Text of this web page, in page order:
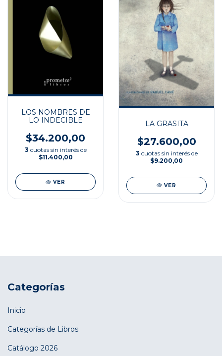
LOS NOMBRES DE
LO INDECIBLE
$34.200,00
3 cuotas sin interés de
$11.400,00
VER
LA GRASITA
$27.600,00
3 cuotas sin interés de
$9.200,00
VER
Categorías
Inicio
Categorías de Libros
Catálogo 2026